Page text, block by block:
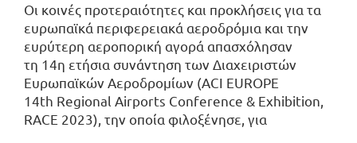
Οι κοινές προτεραιότητες και προκλήσεις για τα
ευρωπαϊκά περιφερειακά αεροδρόμια και την
ευρύτερη αεροπορική αγορά απασχόλησαν
τη 14η ετήσια συνάντηση των Διαχειριστών
Ευρωπαϊκών Αεροδρομίων (ACI EUROPE
14th Regional Airports Conference & Exhibition,
RACE 2023), την οποία φιλοξένησε, για